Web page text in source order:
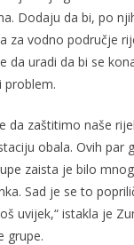
Dodaju da bi, po
za vodno područje
da uradi da bi se
problem.
da zaštitimo naše
obala. Ovih par
zaista je bilo
Sad je se to
uvijek,“ istakla je
grupe.